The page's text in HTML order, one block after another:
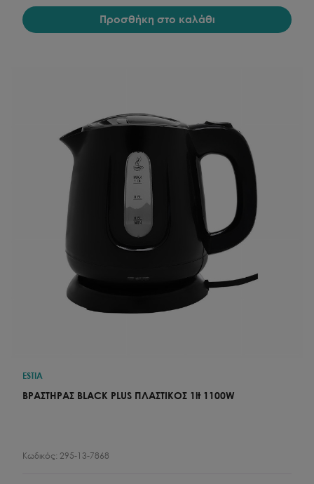
Προσθήκη στο καλάθι
ESTIA
ΒΡΑΣΤΗΡΑΣ BLACK PLUS ΠΛΑΣΤΙΚΟΣ 1lt 1100W
Κωδικός: 295-13-7868